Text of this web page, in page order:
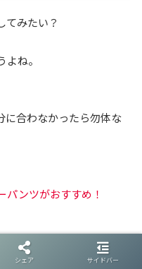
てみたい？
ね。
に合わなかったら勿体な
パンツがおすすめ！
シェア サイドバー